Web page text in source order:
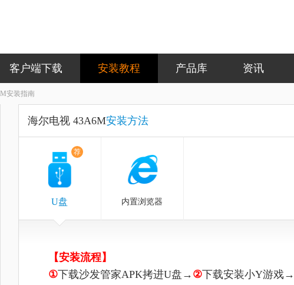
客户端下载 安装教程 产品库 资讯
安装指南
海尔电视 43A6M安装方法
荐
U盘 内置浏览器
【安装流程】
①下载沙发管家APK拷进U盘→ ②下载安装小Y游戏→